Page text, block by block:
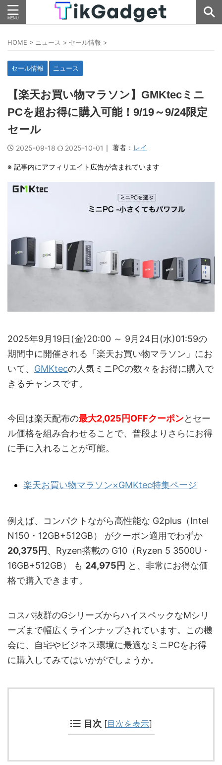
HOME > ニュース > セール情報 >
セール情報 ニュース
【楽天お買い物マラソン】GMKtecミニ
PCを超お得に購入可能！9/19～9/24限定
セール
2025-09-18 2025-10-01 ｜ 著者： レイ
※ 記事内にアフィリエイト広告が含まれています
2025年9月19日(金)20:00 ～ 9月24日(水)01:59の
期間中に開催される「楽天お買い物マラソン」にお
いて、 GMKtecの人気ミニPCの数々をお得に購入で
きるチャンスです。
今回は楽天配布の最大2,025円OFFクーポンとセー
ル価格を組み合わせることで、普段よりさらにお得
に手に入れることが可能。
楽天お買い物マラソン×GMKtec特集ページ
例えば、コンパクトながら高性能な G2plus（Intel
N150・12GB+512GB） がクーポン適用でわずか
20,375円 、Ryzen搭載の G10（Ryzen 5 3500U・
16GB+512GB） も 24,975円 と、非常にお得な価
格で購入できます。
コスパ抜群のGシリーズからハイスペックなMシリ
ーズまで幅広くラインナップされています。この機
会に、自宅やビジネス環境に最適なミニPCをお得
に購入してみてはいかがでしょうか。
目次 [目次を表示]